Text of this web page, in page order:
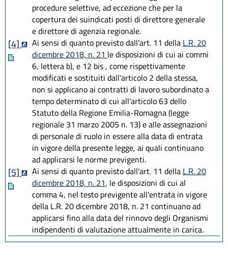
procedure selettive, ad eccezione che per la
copertura dei suindicati posti di direttore generale
e direttore di agenzia regionale.
[4] Ai sensi di quanto previsto dall'art. 11 della L.R. 20
dicembre 2018, n. 21 le disposizioni di cui ai commi
6, lettera b), e 12 bis , come rispettivamente
modificati e sostituiti dall'articolo 2 della stessa,
non si applicano ai contratti di lavoro subordinato a
tempo determinato di cui all'articolo 63 dello
Statuto della Regione Emilia-Romagna (legge
regionale 31 marzo 2005 n. 13) e alle assegnazioni
di personale di ruolo in essere alla data di entrata
in vigore della presente legge, ai quali continuano
ad applicarsi le norme previgenti.
[5] Ai sensi di quanto previsto dall'art. 11 della L.R. 20
dicembre 2018, n. 21, le disposizioni di cui al
comma 4, nel testo previgente all'entrata in vigore
della L.R. 20 dicembre 2018, n. 21 continuano ad
applicarsi fino alla data del rinnovo degli Organismi
indipendenti di valutazione attualmente in carica.